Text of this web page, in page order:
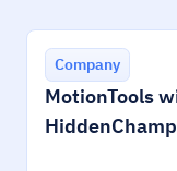
Company
MotionTools